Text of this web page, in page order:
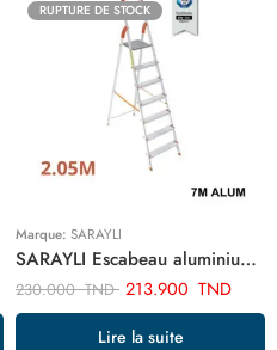
RUPTURE DE STOCK
Marque: SARAYLI
SARAYLI Escabeau aluminium 7 marches 2.05m ART02452
230.000TND 213.900 TND
Lire la suite